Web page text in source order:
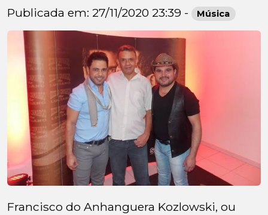
Publicada em: 27/11/2020 23:39 - Música
Francisco do Anhanguera Kozlowski, ou